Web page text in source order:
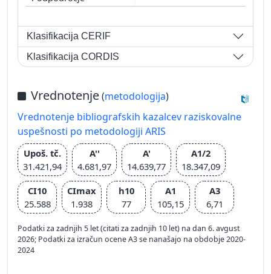
Klasifikacija CERIF
Klasifikacija CORDIS
Vrednotenje(metodologija)
Vrednotenje bibliografskih kazalcev raziskovalne
uspešnosti po metodologiji ARIS
Upoš. tč.
31.421,94
A''
4.681,97
A'
14.639,77
A1/2
18.347,09
CI10
25.588
CImax
1.938
h10
77
A1
105,15
A3
6,71
Podatki za zadnjih 5 let (citati za zadnjih 10 let) na dan 6. avgust
2026; Podatki za izračun ocene A3 se nanašajo na obdobje 2020-
2024